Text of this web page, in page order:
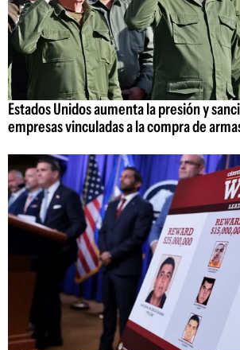
Estados Unidos aumenta la presión y
empresas vinculadas a la compra de